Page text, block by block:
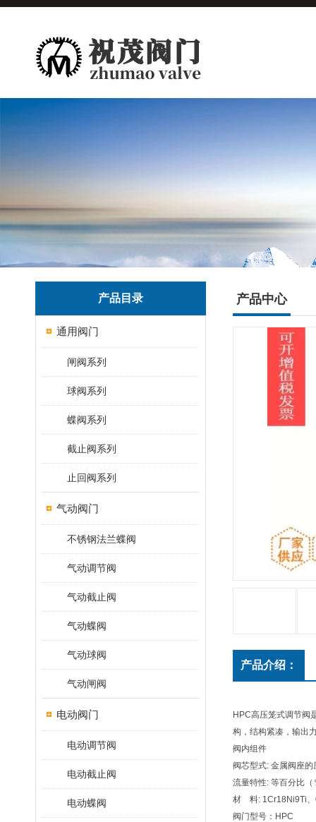
产品目录
通用阀门
闸阀系列
球阀系列
蝶阀系列
截止阀系列
止回阀系列
气动阀门
不锈钢法兰蝶阀
气动调节阀
气动截止阀
气动蝶阀
气动球阀
气动闸阀
电动阀门
电动调节阀
电动截止阀
电动蝶阀
产品中心
产品介绍：
HPC高压笼式调节阀
构，结构紧凑，输出
阀内组件
阀芯型式: 金属阀座
流量特性: 等百分比
材 料: 1Cr18Ni9Ti、
阀门型号：HPC